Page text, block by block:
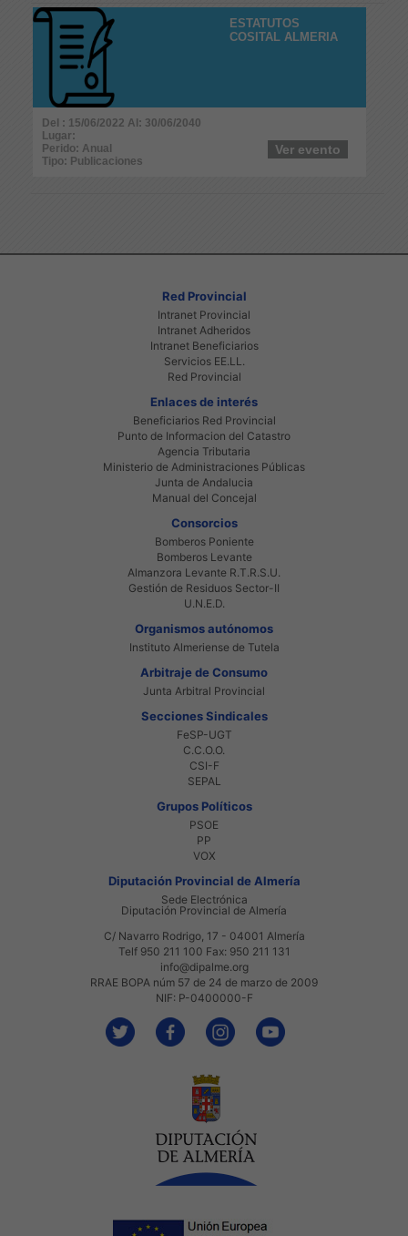
ESTATUTOS
COSITAL ALMERIA
Del : 15/06/2022 Al: 30/06/2040
Lugar:
Perido: Anual
Tipo: Publicaciones
Ver evento
Red Provincial
Intranet Provincial
Intranet Adheridos
Intranet Beneficiarios
Servicios EE.LL.
Red Provincial
Enlaces de interés
Beneficiarios Red Provincial
Punto de Informacion del Catastro
Agencia Tributaria
Ministerio de Administraciones Públicas
Junta de Andalucia
Manual del Concejal
Consorcios
Bomberos Poniente
Bomberos Levante
Almanzora Levante R.T.R.S.U.
Gestión de Residuos Sector-II
U.N.E.D.
Organismos autónomos
Instituto Almeriense de Tutela
Arbitraje de Consumo
Junta Arbitral Provincial
Secciones Sindicales
FeSP-UGT
C.C.O.O.
CSI-F
SEPAL
Grupos Políticos
PSOE
PP
VOX
Diputación Provincial de Almería
Sede Electrónica
Diputación Provincial de Almería
C/ Navarro Rodrigo, 17 - 04001 Almería
Telf 950 211 100 Fax: 950 211 131
info@dipalme.org
RRAE BOPA núm 57 de 24 de marzo de 2009
NIF: P-0400000-F